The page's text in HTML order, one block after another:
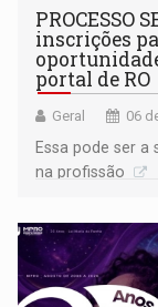
PROCESSO
inscrições
portal de RO
Geral 06
Essa pode ser
na profissão